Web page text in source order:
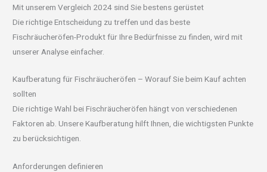
Mit unserem Vergleich 2024 sind Sie bestens gerüstet
Die richtige Entscheidung zu treffen und das beste
Fischräucheröfen-Produkt für Ihre Bedürfnisse zu finden, wird mit
unserer Analyse einfacher.
Kaufberatung für Fischräucheröfen – Worauf Sie beim Kauf achten
sollten
Die richtige Wahl bei Fischräucheröfen hängt von verschiedenen
Faktoren ab. Unsere Kaufberatung hilft Ihnen, die wichtigsten Punkte
zu berücksichtigen.
Anforderungen definieren